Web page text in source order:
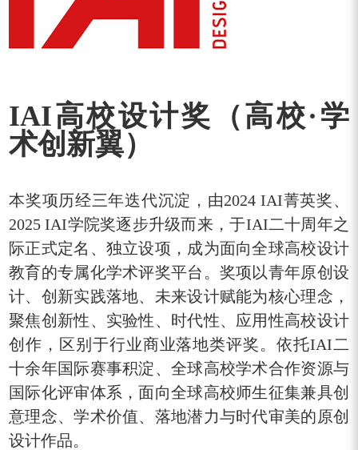
IAI高校设计奖（高校·学
术创新翼）
本奖项历经三年迭代沉淀，由2024 IAI菁英奖、
2025 IAI学院奖逐步升级而来，于IAI二十周年之
际正式定名、独立设项，成为面向全球高校设计
教育的专属化学术评奖平台。奖项以青年原创设
计、创新实践落地、未来设计赋能为核心理念，
聚焦创新性、实验性、时代性、应用性高校设计
创作，区别于行业商业落地类评奖。依托IAI二
十余年国际赛事积淀、全球高校学术合作资源与
国际化评审体系，面向全球高校师生征集兼具创
意理念、学术价值、落地潜力与时代审美的原创
设计作品。